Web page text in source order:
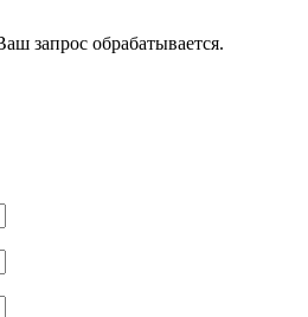
запрос обрабатывается.